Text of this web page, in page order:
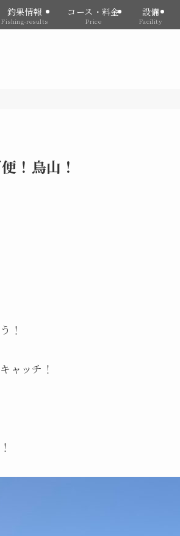
釣果情報
Fishing-results
コース・料金
Price
設備
Facility
！鳥山！
！
ャッチ！